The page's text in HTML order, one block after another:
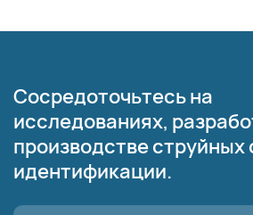
Сосредоточьтесь на
исследованиях,
производстве струйных
идентификации.